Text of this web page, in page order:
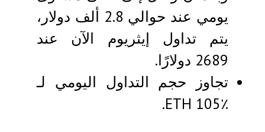
يومي عند حوالي 2.8 ألف دولار،
يتم تداول إيثريوم الآن عند
2689 دولارًا.
تجاوز حجم التداول اليومي لـ
ETH 105٪.